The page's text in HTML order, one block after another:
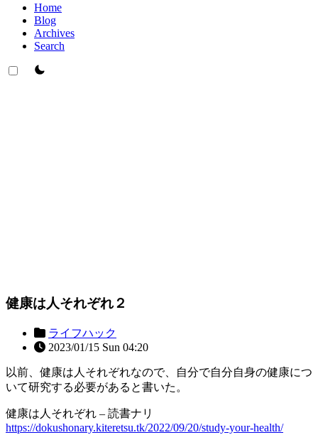
Home
Blog
Archives
Search
theme switcher
健康は人それぞれ２
ライフハック
2023/01/15 Sun 04:20
以前、健康は人それぞれなので、自分で自分自身の健康につ
いて研究する必要があると書いた。
健康は人それぞれ – 読書ナリ
https://dokushonary.kiteretsu.tk/2022/09/20/study-your-health/